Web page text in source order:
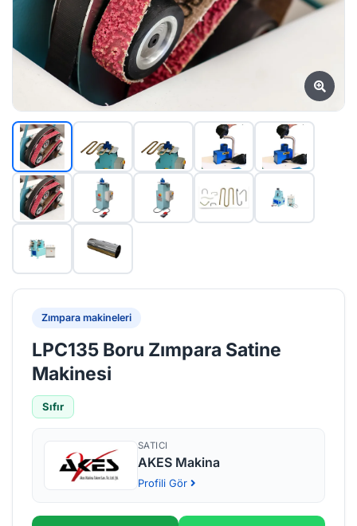
Zımpara makineleri
LPC135 Boru Zımpara Satine
Makinesi
Sıfır
SATICI
AKES Makina
Profili Gör